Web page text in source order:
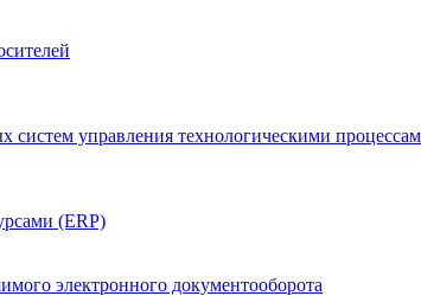
управления технологическими
(ERP)
электронного документооборота